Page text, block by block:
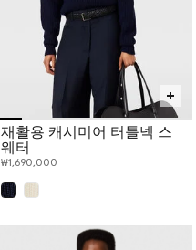
재활용 캐시미어 터틀넥 스
웨터
₩1,690,000